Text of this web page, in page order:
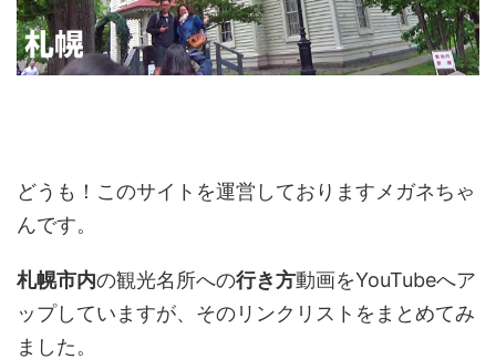
どうも！このサイトを運営しておりますメガネちゃ
んです。
札幌市内の観光名所への行き方動画をYouTubeへア
ップしていますが、そのリンクリストをまとめてみ
ました。